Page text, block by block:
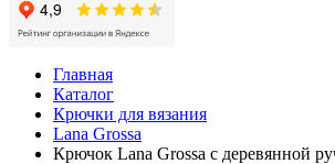
Главная
Каталог
Крючки для вязания
Lana Grossa
Крючок Lana Grossa с деревянной